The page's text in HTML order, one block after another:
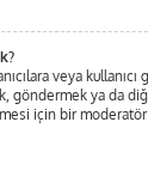
veya kullanıcı
göndermek ya da
için bir